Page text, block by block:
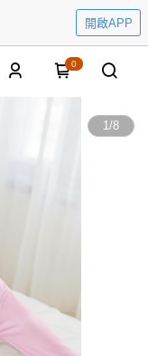
開啟APP
0
1/8